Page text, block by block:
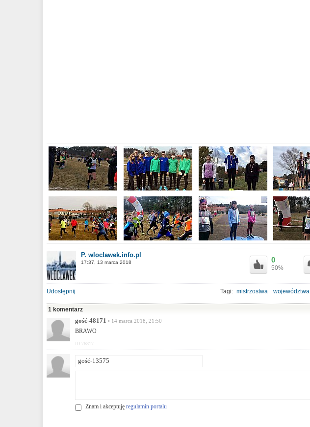
P. wloclawek.info.pl
17:37, 13 marca 2018 0
50%
Udostępnij Tagi: mistrzostwa województwa
1 komentarz
gość-48171 • 14 marca 2018, 21:50
BRAWO
ID:76817
Znam i akceptuję regulamin portalu